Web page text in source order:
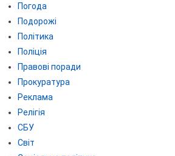
Погода
Подорожі
Політика
Поліція
Правові поради
Прокуратура
Реклама
Релігія
СБУ
Світ